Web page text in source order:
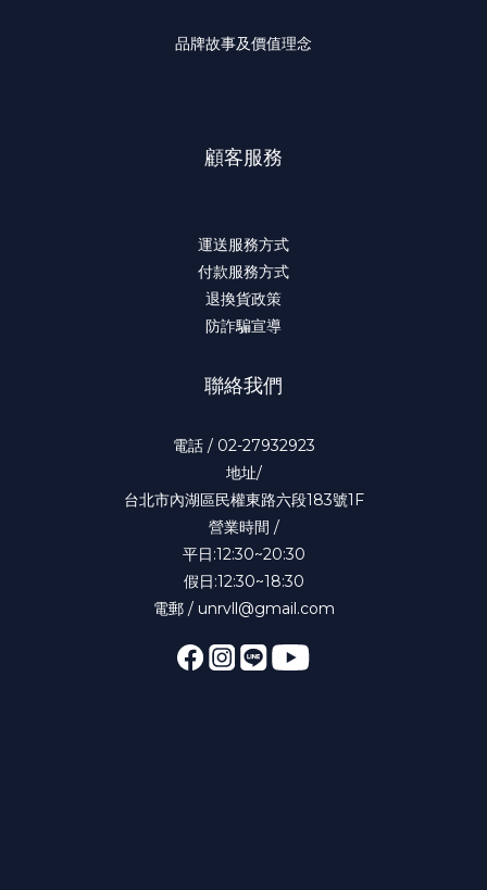
品牌故事及價值理念
顧客服務
運送服務方式
付款服務方式
退換貨政策
防詐騙宣導
聯絡我們
電話 / 02-27932923
地址/
台北市內湖區民權東路六段183號1F
營業時間 /
平日:12:30~20:30
假日:12:30~18:30
電郵 / unrvll@gmail.com